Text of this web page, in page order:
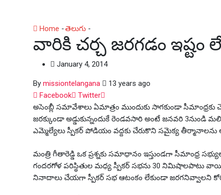
Home -తెలుగు -
వారికి చర్చ జరగడం ఇష్టం
January 4, 2014
By missiontelangana
13 years ago
Facebook
Twitter
అసెంబ్లీ సమావేశాలు ఏమాత్రం ముందుకు సాగకుండా
జరక్కుండా అడ్డుకున్నందుకే రెండవసారి అంటే జనవరి
ఎమ్మెల్యేలు స్పీకర్ పోడియం వద్దకు చేరుకొని సమైక్య తీర్మానాలను
మంత్రి గీతారెడ్డి ఒక ప్రశ్నకు సమాధానం ఇస్తుండగా సీమాంధ్ర
గందరగోళ పరిస్థితుల మధ్య స్పీకర్ సభను 30 నిమిషాలపాటు
నినాదాలు చేయగా స్పీకర్ సభ ఆటంకం లేకుండా జరగనివ్వాలని